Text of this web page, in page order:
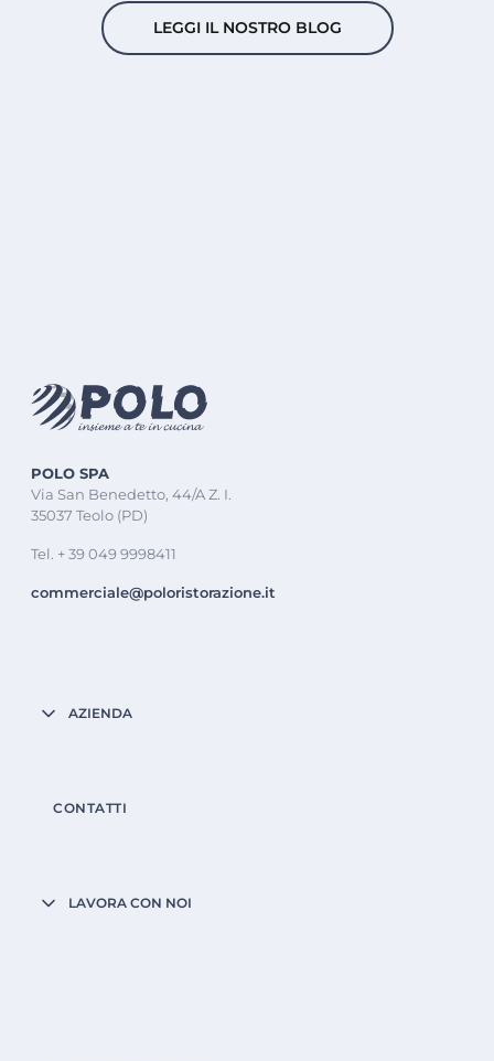
LEGGI IL NOSTRO BLOG
POLO SPA
Via San Benedetto, 44/A Z. I.
35037 Teolo (PD)
Tel. + 39 049 9998411
commerciale@poloristorazione.it
AZIENDA
CONTATTI
LAVORA CON NOI